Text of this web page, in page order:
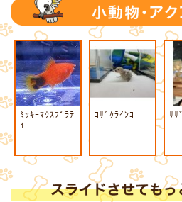
ﾐｯｷｰﾏｳｽﾌﾟﾗﾃ
ｨ
ｺｻﾞｸﾗｲﾝｺ ｻｻ